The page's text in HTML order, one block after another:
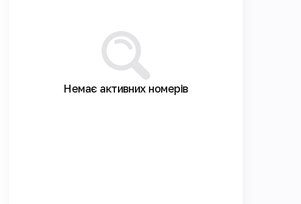
Немає активних номерів